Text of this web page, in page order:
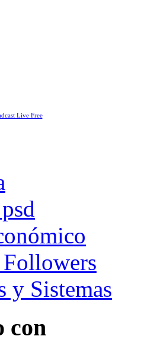
Live Free
y Sistemas
con